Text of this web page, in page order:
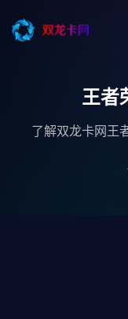
王者
了解双龙卡网王